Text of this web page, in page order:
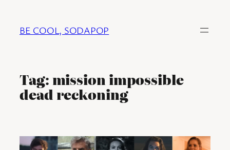
BE COOL, SODAPOP
Tag:mission impossible
dead reckoning